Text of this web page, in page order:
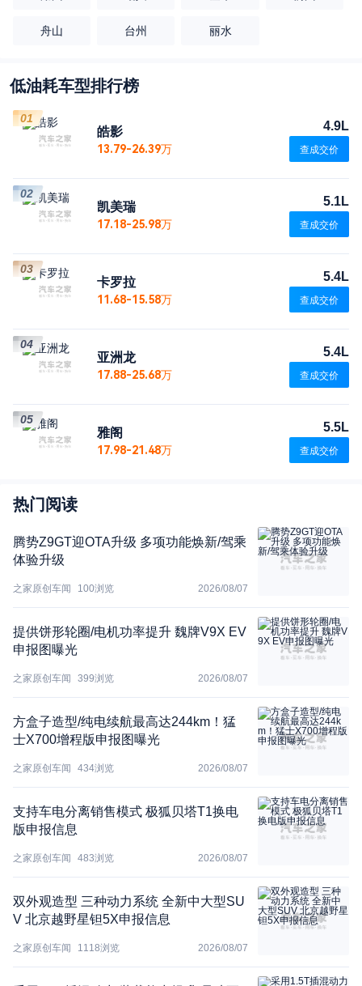
舟山 台州 丽水
低油耗车型排行榜
皓影
13.79-26.39万
4.9L
查成交价
01
凯美瑞
17.18-25.98万
5.1L
查成交价
02
卡罗拉
11.68-15.58万
5.4L
查成交价
03
亚洲龙
17.88-25.68万
5.4L
查成交价
04
雅阁
17.98-21.48万
5.5L
查成交价
05
热门阅读
腾势Z9GT迎OTA升级 多项功能焕新/驾乘
体验升级
之家原创车闻 100浏览 2026/08/07
提供饼形轮圈/电机功率提升 魏牌V9X EV
申报图曝光
之家原创车闻 399浏览 2026/08/07
方盒子造型/纯电续航最高达244km！猛
士X700增程版申报图曝光
之家原创车闻 434浏览 2026/08/07
支持车电分离销售模式 极狐贝塔T1换电
版申报信息
之家原创车闻 483浏览 2026/08/07
双外观造型 三种动力系统 全新中大型SU
V 北京越野星钽5X申报信息
之家原创车闻 1118浏览 2026/08/07